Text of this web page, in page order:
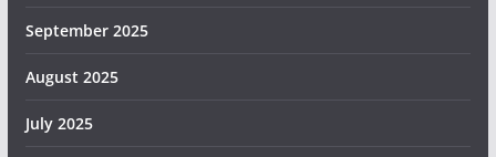
September 2025
August 2025
July 2025